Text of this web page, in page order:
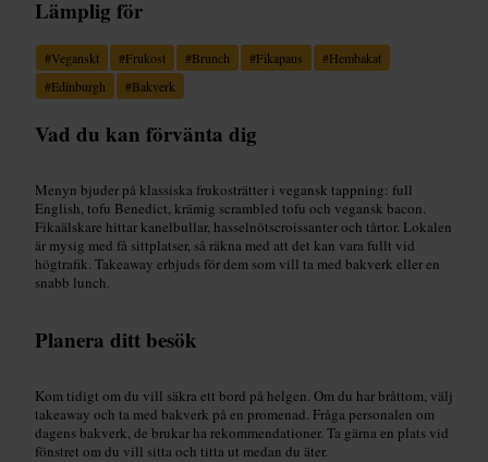
Lämplig för
#Veganskt #Frukost #Brunch #Fikapaus #Hembakat
#Edinburgh #Bakverk
Vad du kan förvänta dig
Menyn bjuder på klassiska frukosträtter i vegansk tappning: full
English, tofu Benedict, krämig scrambled tofu och vegansk bacon.
Fikaälskare hittar kanelbullar, hasselnötscroissanter och tårtor. Lokalen
är mysig med få sittplatser, så räkna med att det kan vara fullt vid
högtrafik. Takeaway erbjuds för dem som vill ta med bakverk eller en
snabb lunch.
Planera ditt besök
Kom tidigt om du vill säkra ett bord på helgen. Om du har bråttom, välj
takeaway och ta med bakverk på en promenad. Fråga personalen om
dagens bakverk, de brukar ha rekommendationer. Ta gärna en plats vid
fönstret om du vill sitta och titta ut medan du äter.